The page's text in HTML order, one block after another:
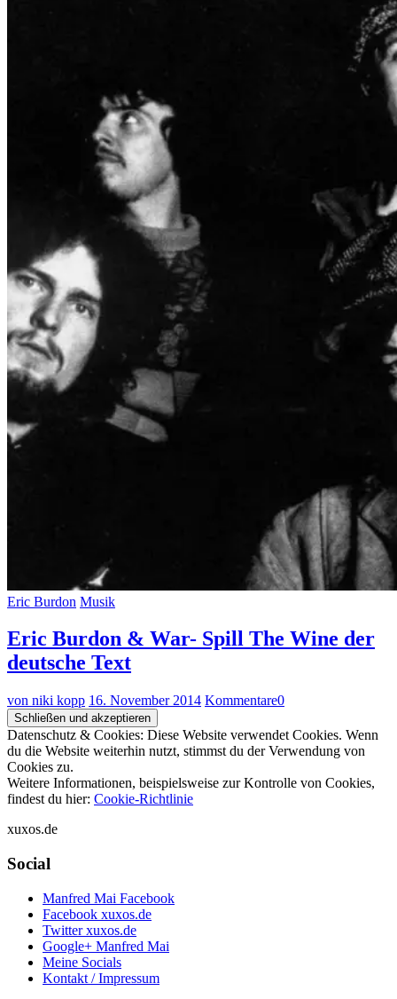
Eric Burdon Musik
Eric Burdon & War- Spill The Wine der
deutsche Text
von niki kopp 16. November 2014 Kommentare0
Datenschutz & Cookies: Diese Website verwendet Cookies. Wenn
du die Website weiterhin nutzt, stimmst du der Verwendung von
Cookies zu.
Weitere Informationen, beispielsweise zur Kontrolle von Cookies,
findest du hier: Cookie-Richtlinie
xuxos.de
Social
Manfred Mai Facebook
Facebook xuxos.de
Twitter xuxos.de
Google+ Manfred Mai
Meine Socials
Kontakt / Impressum